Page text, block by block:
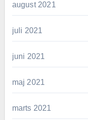
august 2021
juli 2021
juni 2021
maj 2021
marts 2021